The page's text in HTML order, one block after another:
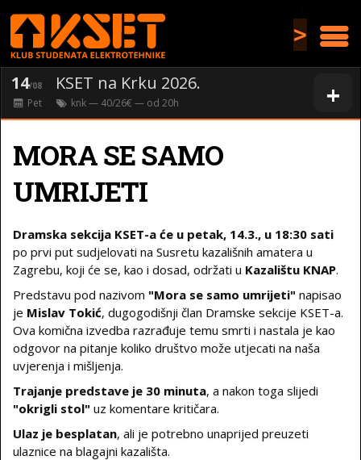
>
+
14/08 KSET na Krku 2026.
Pet knk— 40/26€ — od 20h
MORA SE SAMO
UMRIJETI
Dramska sekcija KSET-a će u petak, 14.3., u 18:30 sati
po prvi put sudjelovati na Susretu kazališnih amatera u
Zagrebu, koji će se, kao i dosad, održati u Kazalištu KNAP.
Predstavu pod nazivom "Mora se samo umrijeti" napisao
je Mislav Tokić, dugogodišnji član Dramske sekcije KSET-a.
Ova komična izvedba razrađuje temu smrti i nastala je kao
odgovor na pitanje koliko društvo može utjecati na naša
uvjerenja i mišljenja.
Trajanje predstave je 30 minuta, a nakon toga slijedi
"okrigli stol" uz komentare kritičara.
Ulaz je besplatan, ali je potrebno unaprijed preuzeti
ulaznice na blagajni kazališta.